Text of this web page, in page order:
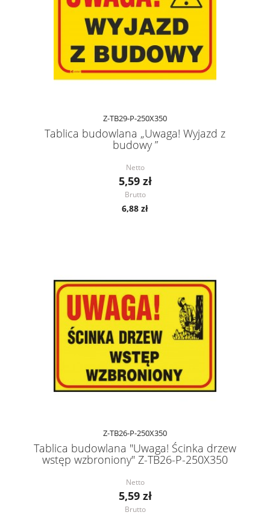
Z-TB29-P-250X350
Tablica budowlana „Uwaga! Wyjazd z
budowy ”
Netto
5,59 zł
Brutto
6,88 zł
Z-TB26-P-250X350
Tablica budowlana "Uwaga! Ścinka drzew
wstęp wzbroniony" Z-TB26-P-250X350
Netto
5,59 zł
Brutto